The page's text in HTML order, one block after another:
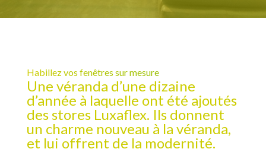
Habillez vos fenêtres sur mesure
Une véranda d’une dizaine
d’année à laquelle ont été ajoutés
des stores Luxaflex. Ils donnent
un charme nouveau à la véranda,
et lui offrent de la modernité.